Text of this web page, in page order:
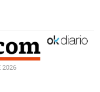
2026